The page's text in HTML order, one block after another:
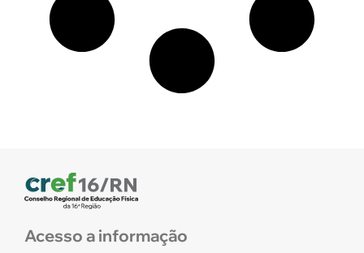
Acesso a informação